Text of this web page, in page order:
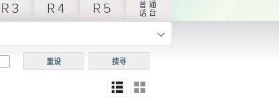
R3 R4 R5
普通
话台
搜寻
重设